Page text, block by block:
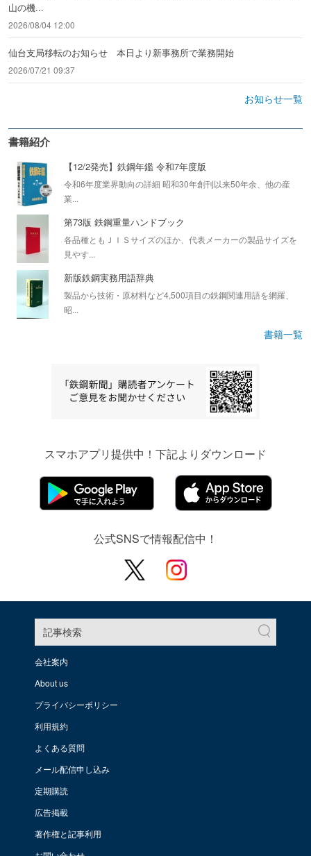
山の機...
2026/08/04 12:00
仙台支局移転のお知らせ 本日より新事務所で業務開始
2026/07/21 09:37
お知らせ一覧
書籍紹介
【12/2発売】鉄鋼年鑑 令和7年度版
令和6年度業界動向の詳細 昭和30年創刊以来50年余、他の産
業...
第73版 鉄鋼重量ハンドブック
各品種ともＪＩＳサイズのほか、代表メーカーの製品サイズを
見やす...
新版鉄鋼実務用語辞典
製品から技術・原材料など4,500項目の鉄鋼関連用語を網羅、
昭...
書籍一覧
スマホアプリ提供中！下記よりダウンロード
公式SNSで情報配信中！
記事検索
会社案内
About us
プライバシーポリシー
利用規約
よくある質問
メール配信申し込み
定期購読
広告掲載
著作権と記事利用